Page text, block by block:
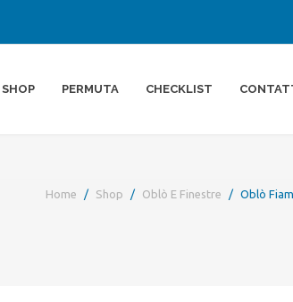
SHOP PERMUTA CHECKLIST
Home Shop Oblò E Finestre Oblò